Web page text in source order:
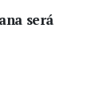
será